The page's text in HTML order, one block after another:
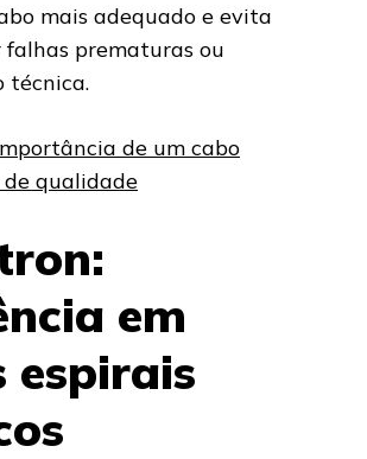
mais adequado e evita
falhas prematuras ou
técnica.
de um cabo
qualidade
em
espirais